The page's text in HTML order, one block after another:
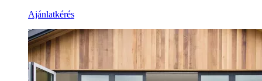
Ajánlatkérés